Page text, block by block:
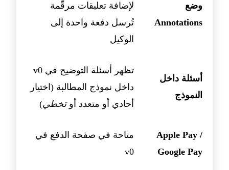
وضع
Annotations
لإضافة تعليقات مرقّمة
تُرسل دفعة واحدة إلى
الوكيل
أسئلة داخل
النموذج
تظهر أسئلة التوضيح في v0
داخل نموذج المطالبة (اختيار
أحادي أو متعدد أوتخطي)
Apple Pay /
Google Pay
متاحة في صفحة الدفع في
v0